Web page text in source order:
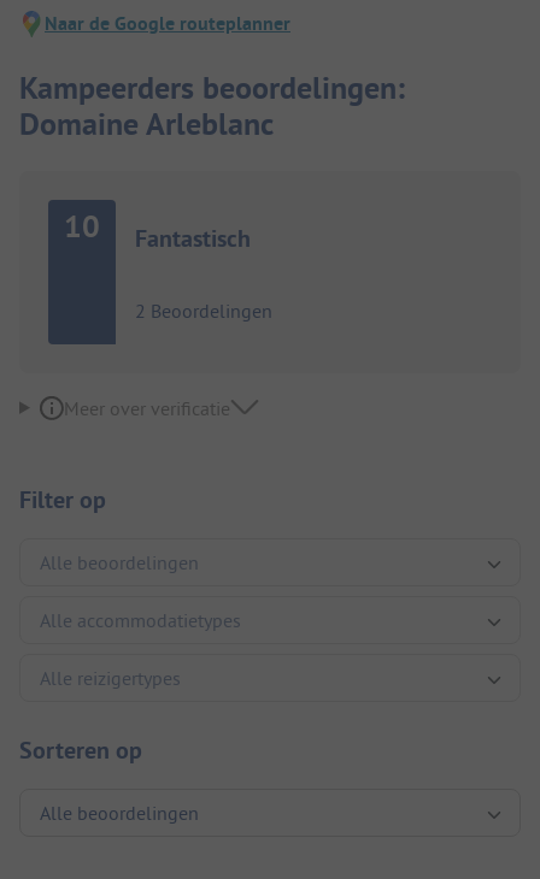
Naar de Google routeplanner
Kampeerders beoordelingen:
Domaine Arleblanc
10 Fantastisch
2 Beoordelingen
Meer over verificatie
Filter op
Sorteren op